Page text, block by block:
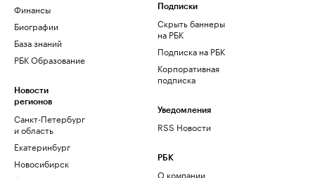
Финансы
Биографии
База знаний
РБК Образование
Новости
регионов
Санкт-Петербург
и область
Екатеринбург
Новосибирск
Подписки
Скрыть баннеры
на РБК
Подписка на РБК
Корпоративная
подписка
Уведомления
RSS Новости
РБК
О компании